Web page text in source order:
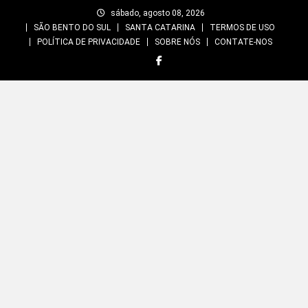
sábado, agosto 08, 2026
SÃO BENTO DO SUL
SANTA CATARINA
TERMOS DE USO
POLÍTICA DE PRIVACIDADE
SOBRE NÓS CONTATE-NOS